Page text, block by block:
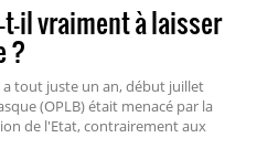
t-il vraiment à laisser
?
tout juste un an, début juillet
(OPLB) était menacé par la
de l'Etat, contrairement aux